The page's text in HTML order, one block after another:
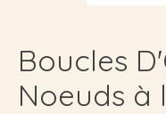
Boucles
Noeuds à